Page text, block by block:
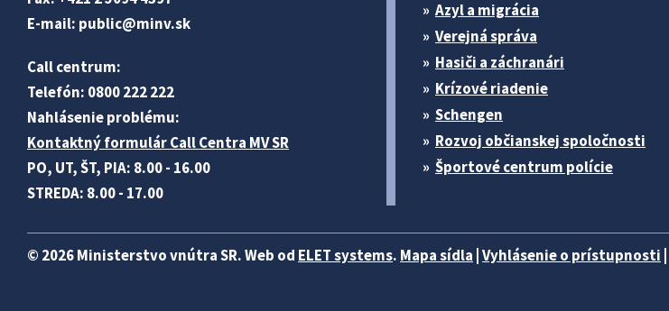
E-mail: public@minv.sk
Call centrum:
Telefón: 0800 222 222
Nahlásenie problému:
Kontaktný formulár Call Centra MV SR
PO, UT, ŠT, PIA: 8.00 - 16.00
STREDA: 8.00 - 17.00
Azyl a migrácia
Verejná správa
Hasiči a záchranári
Krízové riadenie
Schengen
Rozvoj občianskej spoločnosti
Športové centrum polície
© 2026 Ministerstvo vnútra SR. Web od ELET systems. Mapa sídla Vyhlásenie o prístupnosti